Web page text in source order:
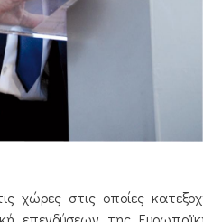
χώρες στις οποίες